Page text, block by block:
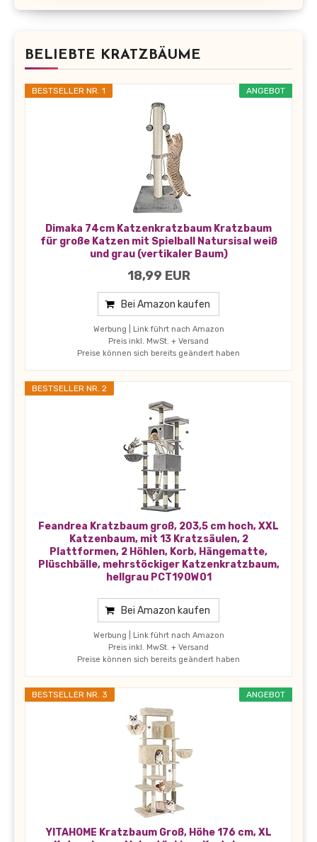
BELIEBTE KRATZBÄUME
ANGEBOT
BESTSELLER NR. 1
Dimaka 74cm Katzenkratzbaum Kratzbaum
für große Katzen mit Spielball Natursisal weiß
und grau (vertikaler Baum)
18,99 EUR
Bei Amazon kaufen
Werbung | Link führt nach Amazon
Preis inkl. MwSt. + Versand
Preise können sich bereits geändert haben
BESTSELLER NR. 2
Feandrea Kratzbaum groß, 203,5 cm hoch, XXL
Katzenbaum, mit 13 Kratzsäulen, 2
Plattformen, 2 Höhlen, Korb, Hängematte,
Plüschbälle, mehrstöckiger Katzenkratzbaum,
hellgrau PCT190W01
Bei Amazon kaufen
Werbung | Link führt nach Amazon
Preis inkl. MwSt. + Versand
Preise können sich bereits geändert haben
ANGEBOT
BESTSELLER NR. 3
YITAHOME Kratzbaum Groß, Höhe 176 cm, XL